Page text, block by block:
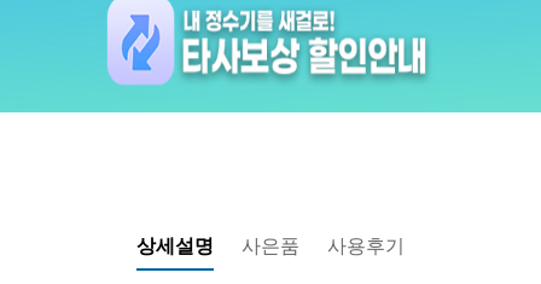
상세설명 사은품 사용후기